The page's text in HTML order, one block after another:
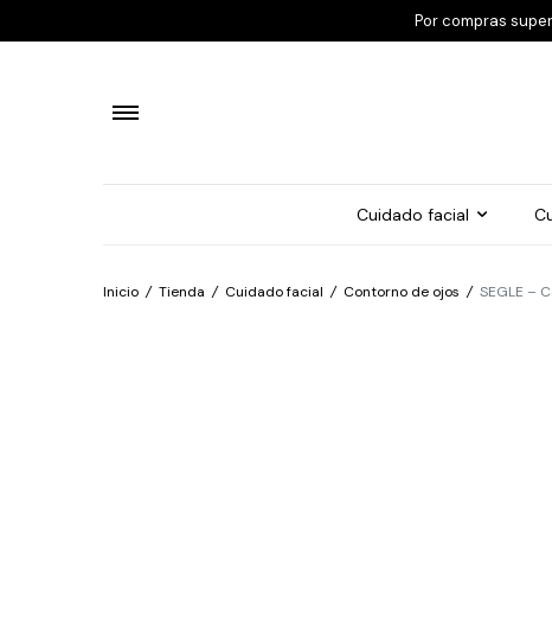
Por compras
Cuidado facial
Inicio / Tienda / Cuidado facial / Contorno de ojos / SEGLE –